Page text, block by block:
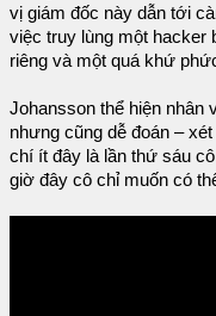
vị giám đốc này dẫn tới
việc truy lùng một hacker
riêng và một quá khứ
Johansson thể hiện nhân
nhưng cũng dễ đoán – xét
chí ít đây là lần thứ sáu
giờ đây cô chỉ muốn có